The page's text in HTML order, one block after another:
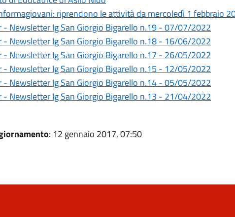
riprendono le attività da mercoledì 1 febbraio
- Newsletter Ig San Giorgio Bigarello n.19 - 07/07/2022
- Newsletter Ig San Giorgio Bigarello n.18 - 16/06/2022
- Newsletter Ig San Giorgio Bigarello n.17 - 26/05/2022
- Newsletter Ig San Giorgio Bigarello n.15 - 12/05/2022
- Newsletter Ig San Giorgio Bigarello n.14 - 05/05/2022
- Newsletter Ig San Giorgio Bigarello n.13 - 21/04/2022
: 12 gennaio 2017, 07:50